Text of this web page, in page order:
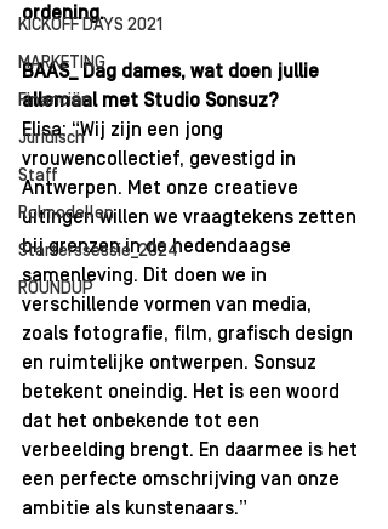
KICKOFF DAYS 2021
MARKETING
Financiën
Juridisch
Staff
Rolmodellen
Starterssessie_2024
ROUNDUP
ordening.
BAAS_ Dag dames, wat doen jullie
allemaal met Studio Sonsuz?
Elisa: “Wij zijn een jong
vrouwencollectief, gevestigd in
Antwerpen. Met onze creatieve
uitingen willen we vraagtekens zetten
bij grenzen in de hedendaagse
samenleving. Dit doen we in
verschillende vormen van media,
zoals fotografie, film, grafisch design
en ruimtelijke ontwerpen. Sonsuz
betekent oneindig. Het is een woord
dat het onbekende tot een
verbeelding brengt. En daarmee is het
een perfecte omschrijving van onze
ambitie als kunstenaars.”